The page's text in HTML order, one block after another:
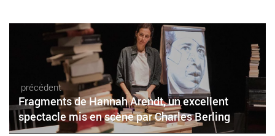
précédent
Fragments de Hannah Arendt, un excellent
spectacle mis en scène par Charles Berling